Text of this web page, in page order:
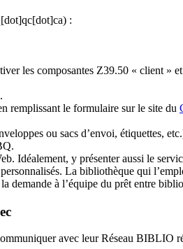
:
les composantes Z39.50 « client »
remplissant le formulaire sur le site du
ou sacs d’envoi, étiquettes,
Idéalement, y présenter aussi le
La bibliothèque qui
demande à l’équipe du prêt entre
avec leur Réseau BIBLIO